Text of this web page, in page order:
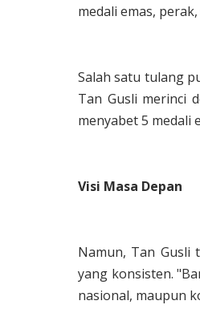
medali emas,
Salah satu tulang
Tan Gusli merinci
menyabet 5 medali
Visi Masa Depan
Namun, Tan Gusli
yang konsisten.
nasional, maupun